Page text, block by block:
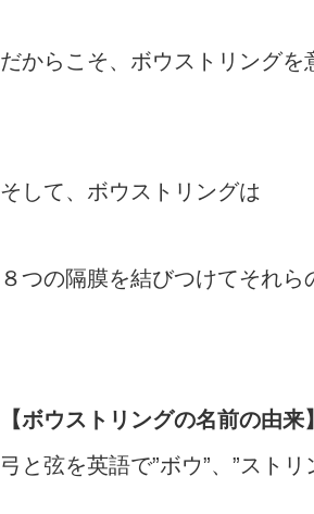
だからこそ、ボウストリングを
そして、ボウストリングは
８つの隔膜を結びつけてそれら
【ボウストリングの名前の由来】
弓と弦を英語で”ボウ”、”ストリ